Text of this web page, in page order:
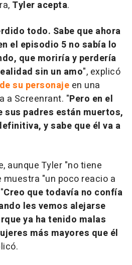
Tyler acepta.
todo. Sabe que ahora
el episodio 5 no sabía lo
que moriría y perdería
sin un amo", explicó
de su personaje en una
a Screenrant. "Pero en el
sus padres están muertos,
y sabe que él va a
aunque Tyler "no tiene
muestra "un poco reacio a
Creo que todavía no confía
les vemos alejarse
ya ha tenido malas
más mayores que él